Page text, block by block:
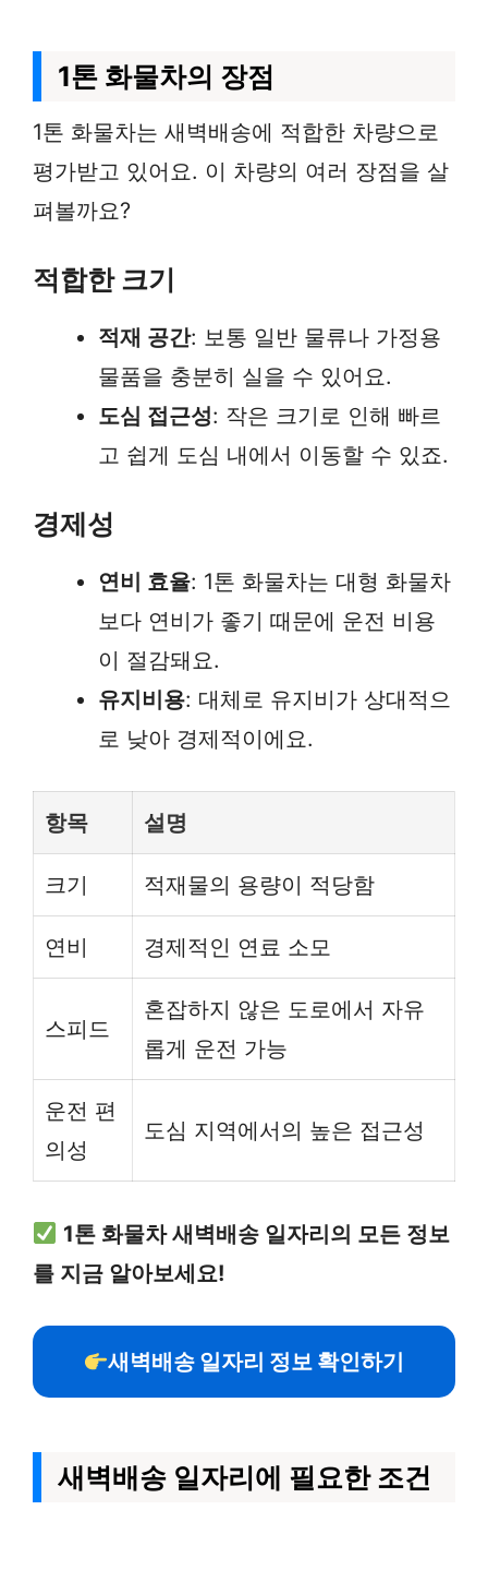
1톤 화물차의 장점
1톤 화물차는 새벽배송에 적합한 차량으로
평가받고 있어요. 이 차량의 여러 장점을 살
펴볼까요?
적합한 크기
적재 공간: 보통 일반 물류나 가정용
물품을 충분히 실을 수 있어요.
도심 접근성: 작은 크기로 인해 빠르
고 쉽게 도심 내에서 이동할 수 있죠.
경제성
연비 효율: 1톤 화물차는 대형 화물차
보다 연비가 좋기 때문에 운전 비용
이 절감돼요.
유지비용: 대체로 유지비가 상대적으
로 낮아 경제적이에요.
항목 설명
크기 적재물의 용량이 적당함
연비 경제적인 연료 소모
스피드
혼잡하지 않은 도로에서 자유
롭게 운전 가능
운전 편
의성
도심 지역에서의 높은 접근성
1톤 화물차 새벽배송 일자리의 모든 정보
를 지금 알아보세요!
새벽배송 일자리 정보 확인하기
새벽배송 일자리에 필요한 조건